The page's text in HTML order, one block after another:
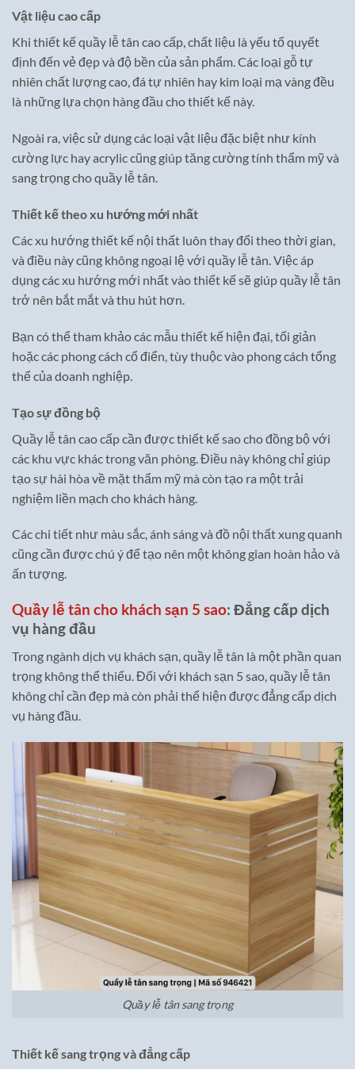
Vật liệu cao cấp
Khi thiết kế quầy lễ tân cao cấp, chất liệu là yếu tố quyết
định đến vẻ đẹp và độ bền của sản phẩm. Các loại gỗ tự
nhiên chất lượng cao, đá tự nhiên hay kim loại mạ vàng đều
là những lựa chọn hàng đầu cho thiết kế này.
Ngoài ra, việc sử dụng các loại vật liệu đặc biệt như kính
cường lực hay acrylic cũng giúp tăng cường tính thẩm mỹ và
sang trọng cho quầy lễ tân.
Thiết kế theo xu hướng mới nhất
Các xu hướng thiết kế nội thất luôn thay đổi theo thời gian,
và điều này cũng không ngoại lệ với quầy lễ tân. Việc áp
dụng các xu hướng mới nhất vào thiết kế sẽ giúp quầy lễ tân
trở nên bắt mắt và thu hút hơn.
Bạn có thể tham khảo các mẫu thiết kế hiện đại, tối giản
hoặc các phong cách cổ điển, tùy thuộc vào phong cách tổng
thể của doanh nghiệp.
Tạo sự đồng bộ
Quầy lễ tân cao cấp cần được thiết kế sao cho đồng bộ với
các khu vực khác trong văn phòng. Điều này không chỉ giúp
tạo sự hài hòa về mặt thẩm mỹ mà còn tạo ra một trải
nghiệm liền mạch cho khách hàng.
Các chi tiết như màu sắc, ánh sáng và đồ nội thất xung quanh
cũng cần được chú ý để tạo nên một không gian hoàn hảo và
ấn tượng.
Quầy lễ tân cho khách sạn 5 sao: Đẳng cấp dịch
vụ hàng đầu
Trong ngành dịch vụ khách sạn, quầy lễ tân là một phần quan
trọng không thể thiếu. Đối với khách sạn 5 sao, quầy lễ tân
không chỉ cần đẹp mà còn phải thể hiện được đẳng cấp dịch
vụ hàng đầu.
Quầy lễ tân sang trọng
Thiết kế sang trọng và đẳng cấp